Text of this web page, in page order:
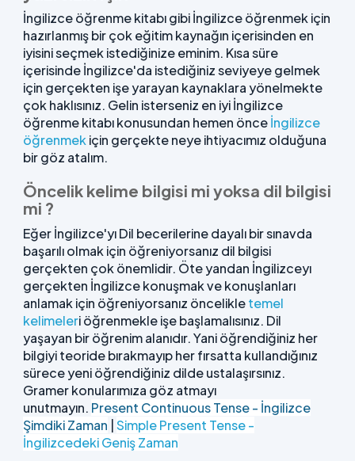
İngilizce öğrenme kitabı gibi İngilizce öğrenmek için
hazırlanmış bir çok eğitim kaynağın içerisinden en
iyisini seçmek istediğinize eminim. Kısa süre
içerisinde İngilizce'da istediğiniz seviyeye gelmek
için gerçekten işe yarayan kaynaklara yönelmekte
çok haklısınız. Gelin isterseniz en iyi İngilizce
öğrenme kitabı konusundan hemen önceİngilizce
öğrenmek için gerçekte neye ihtiyacımız olduğuna
bir göz atalım.
Öncelik kelime bilgisi mi yoksa dil bilgisi
mi ?
Eğer İngilizce'yı Dil becerilerine dayalı bir sınavda
başarılı olmak için öğreniyorsanız dil bilgisi
gerçekten çok önemlidir. Öte yandan İngilizceyı
gerçekten İngilizce konuşmak ve konuşlanları
anlamak için öğreniyorsanız öncelikletemel
kelimeleri öğrenmekle işe başlamalısınız. Dil
yaşayan bir öğrenim alanıdır. Yani öğrendiğiniz her
bilgiyi teoride bırakmayıp her fırsatta kullandığınız
sürece yeni öğrendiğiniz dilde ustalaşırsınız.
Gramer konularımıza göz atmayı
unutmayın. Present Continuous Tense - İngilizce
Şimdiki Zaman Simple Present Tense -
İngilizcedeki Geniş Zaman